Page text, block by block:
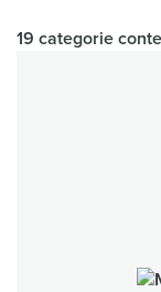
19 categorie